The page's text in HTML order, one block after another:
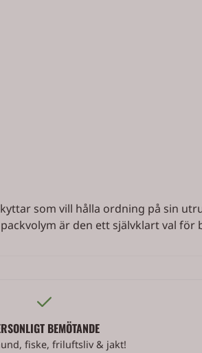
som vill hålla ordning på sin
är den ett självklart val för
BEMÖTANDE
fiske, friluftsliv & jakt!